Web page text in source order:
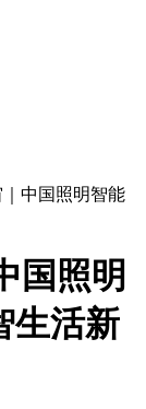
中国照明智能
国照明
生活新